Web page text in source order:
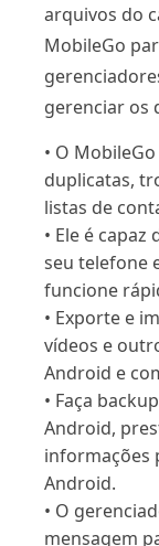
arquivos do
MobileGo
gerenciar os
• O
duplicatas,
listas de
• Ele é
seu telefone
funcione
• Exporte e
vídeos e
Android e
• Faça
Android,
informações
Android.
• O
mensagem